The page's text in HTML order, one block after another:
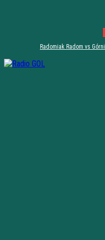
Radomiak Radom vs